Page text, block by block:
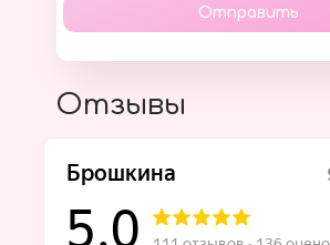
Отправить
Отзывы